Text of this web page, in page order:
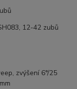
12-42 zubů
zvýšení 6°/25